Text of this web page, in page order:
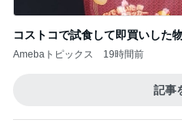
コストコで試食して即買いした
Amebaトピックス 19時間前
記事